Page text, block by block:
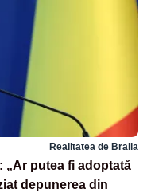
Realitatea de Braila
„Ar putea fi adoptată
depunerea din